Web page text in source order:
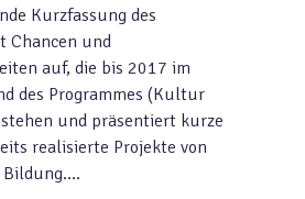
Kurzfassung des
Chancen und
auf, die bis 2017 im
des Programmes (Kultur
und präsentiert kurze
realisierte Projekte von
Bildung….